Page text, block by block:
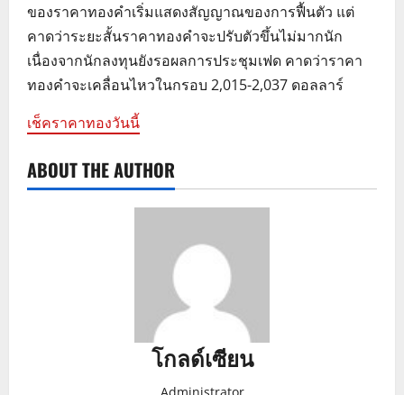
ของราคาทองคำเริ่มแสดงสัญญาณของการฟื้นตัว แต่
คาดว่าระยะสั้นราคาทองคำจะปรับตัวขึ้นไม่มากนัก
เนื่องจากนักลงทุนยังรอผลการประชุมเฟด คาดว่าราคา
ทองคำจะเคลื่อนไหวในกรอบ 2,015-2,037 ดอลลาร์
เช็คราคาทองวันนี้
ABOUT THE AUTHOR
โกลด์เซียน